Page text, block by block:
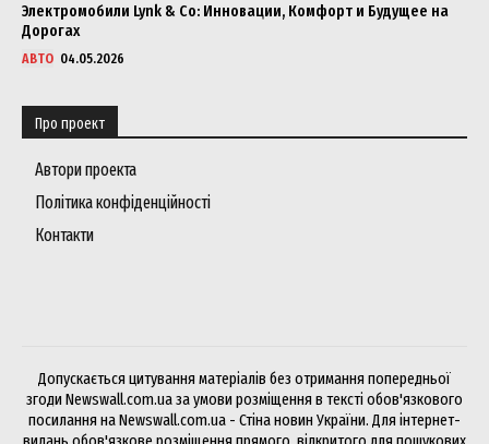
Электромобили Lynk & Co: Инновации, Комфорт и Будущее на
Дорогах
АВТО 04.05.2026
Про проект
Автори проекта
Політика конфіденційності
Контакти
Допускається цитування матеріалів без отримання попередньої
згоди Newswall.com.ua за умови розміщення в тексті обов'язкового
посилання на Newswall.com.ua - Стіна новин України. Для інтернет-